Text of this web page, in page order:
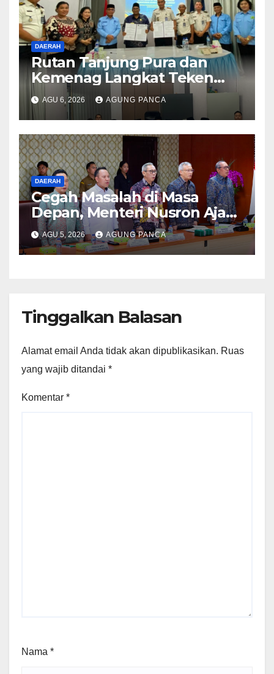
DAERAH
Rutan Tanjung Pura dan
Kemenag Langkat Teken
PKS Pembinaan Kerohanian
Warga Binaan
AGU 6, 2026 AGUNG PANCA
DAERAH
Cegah Masalah di Masa
Depan, Menteri Nusron Ajak
Pemda Percepat Sertipikasi
Tanah Rumah Ibadah di NTT
AGU 5, 2026 AGUNG PANCA
Tinggalkan Balasan
Alamat email Anda tidak akan dipublikasikan. Ruas
yang wajib ditandai *
Komentar *
Nama *